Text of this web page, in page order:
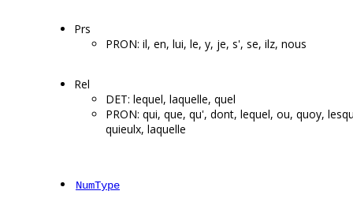
Prs
PRON: il, en, lui, le, y, je, s', se, ilz, nous
Rel
DET: lequel, laquelle, quel
PRON: qui, que, qu', dont, lequel, ou, quoy,
quieulx, laquelle
NumType